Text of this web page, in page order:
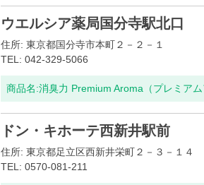
ウエルシア薬局国分寺駅北口
住所: 東京都国分寺市本町２－２－１
TEL: 042-329-5066
商品名:消臭力 Premium Aroma（プレミア
ドン・キホーテ西新井駅前
住所: 東京都足立区西新井栄町２－３－１４
TEL: 0570-081-211